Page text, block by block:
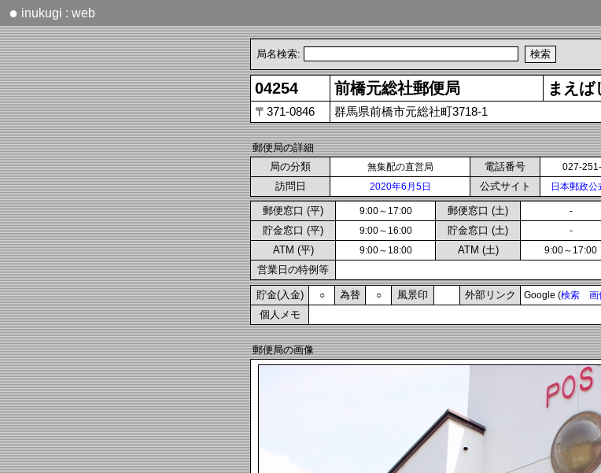
● inukugi : web
局名検索:
04254 前橋元総社郵便局 まえば
〒371-0846 群馬県前橋市元総社町3718-1
郵便局の詳細
局の分類
無集配の直営局 電話番号 027-
訪問日 2020年6月5日 公式サイト 日本郵政公
郵便窓口 (平) 9:00～17:00 郵便窓口 (土) -
貯金窓口 (平) 9:00～16:00 貯金窓口 (土) -
ATM (平) 9:00～18:00 ATM (土) 9:00～17:00
営業日の特例等
貯金(入金) ○ 為替 ○ 風景印 外部リンク Google (検索 画
個人メモ
郵便局の画像